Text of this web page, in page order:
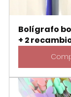
Bolígrafo
+ 2